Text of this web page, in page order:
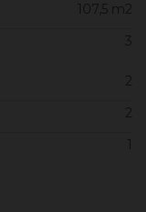
107,5 m2
3
2
2
1